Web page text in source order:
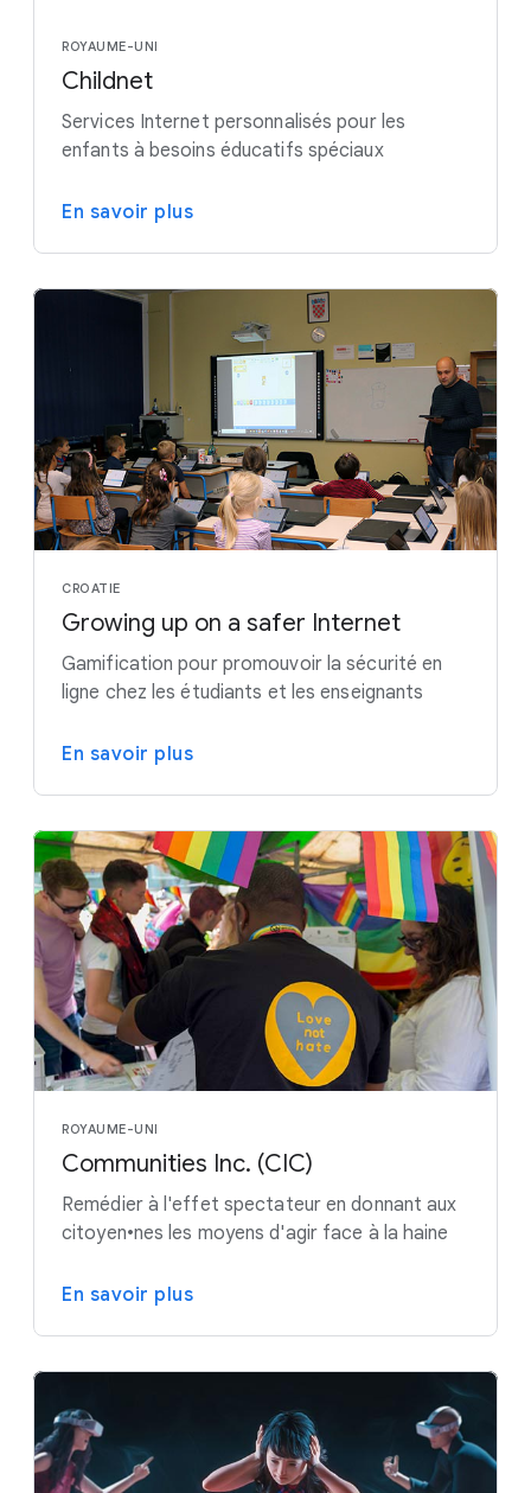
ROYAUME-UNI
Childnet
Services Internet personnalisés pour les
enfants à besoins éducatifs spéciaux
En savoir plus
CROATIE
Growing up on a safer Internet
Gamification pour promouvoir la sécurité en
ligne chez les étudiants et les enseignants
En savoir plus
ROYAUME-UNI
Communities Inc. (CIC)
Remédier à l'effet spectateur en donnant aux
citoyen•nes les moyens d'agir face à la haine
En savoir plus